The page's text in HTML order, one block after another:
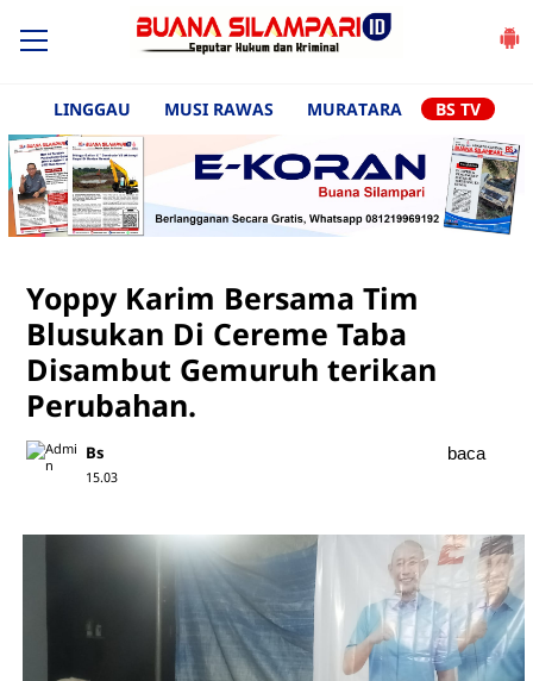
LINGGAU MUSI RAWAS MURATARA BS TV
Yoppy Karim Bersama Tim
Blusukan Di Cereme Taba
Disambut Gemuruh terikan
Perubahan.
Bs
15.03
baca